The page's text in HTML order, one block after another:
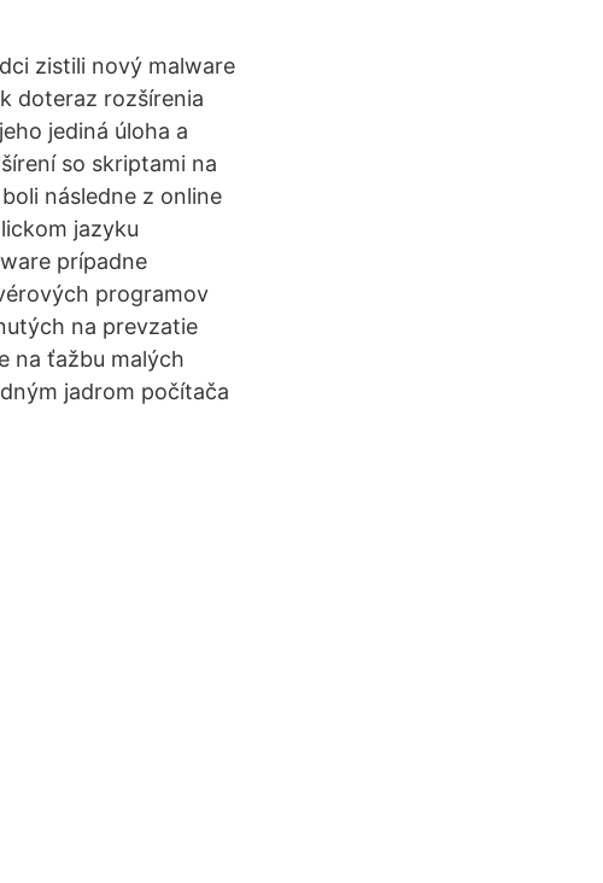
zistili nový malware
doteraz rozšírenia
jediná úloha a
so skriptami na
následne z online
jazyku
prípadne
programov
na prevzatie
na ťažbu malých
jadrom počítača